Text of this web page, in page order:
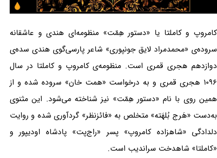
کامروپ و کاملتا یا «دستور هِمّت» منظومه‌ای هندی و عاشقانه
سروده‌ی «محمدمراد لایق جونپوری» شاعر پارسی‌گوی هندی سده‌ی
دوازدهم هجری قمری است. منظومه‌ی کامروپ و کاملتا در سال
۱۰۹۶ هجری قمری و به درخواست «همت خان» سروده شده و از
همین روی با نام «دستور هِمّت» نیز شناخته می‌شود. این مثنوی
به‌دست «هَرج بُلهَته» متخلص به «فائزنظر» گردآوری شده و روایت
دلدادگی «شاهزاده کامروپ» پسر «راج‌پت» پادشاه اودیپور و
«کاملتا» شاهدخت سراندیب است.